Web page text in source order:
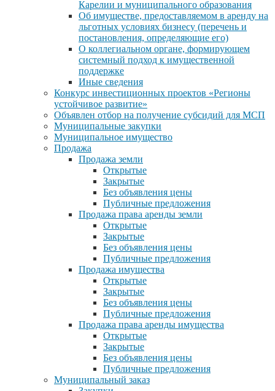
Карелии и муниципального образования
Об имуществе, предоставляемом в аренду на
льготных условиях бизнесу (перечень и
постановления, определяющие его)
О коллегиальном органе, формирующем
системный подход к имущественной
поддержке
Иные сведения
Конкурс инвестиционных проектов «Регионы
устойчивое развитие»
Объявлен отбор на получение субсидий для МСП
Муниципальные закупки
Муниципальное имущество
Продажа
Продажа земли
Открытые
Закрытые
Без объявления цены
Публичные предложения
Продажа права аренды земли
Открытые
Закрытые
Без объявления цены
Публичные предложения
Продажа имущества
Открытые
Закрытые
Без объявления цены
Публичные предложения
Продажа права аренды имущества
Открытые
Закрытые
Без объявления цены
Публичные предложения
Муниципальный заказ